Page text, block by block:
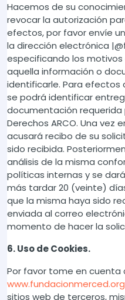
Hacemos de su
revocar la autorización
efectos, por favor envíe
la dirección electrónica
especificando los
aquella información o
identificarle. Para
se podrá identificar
documentación requerida
Derechos ARCO. Una vez
acusará recibo de su
sido recibida.
análisis de la misma
políticas internas y se
más tardar 20 (veinte)
que la misma haya sido
enviada al correo
momento de hacer la
6. Uso de Cookies.
Por favor tome en cuenta
sitios web de terceros,